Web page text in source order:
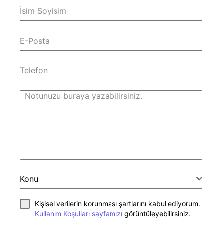
Konu
Kişisel verilerin korunması şartlarını kabul ediyorum.
Kullanım Koşulları sayfamızı görüntüleyebilirsiniz.